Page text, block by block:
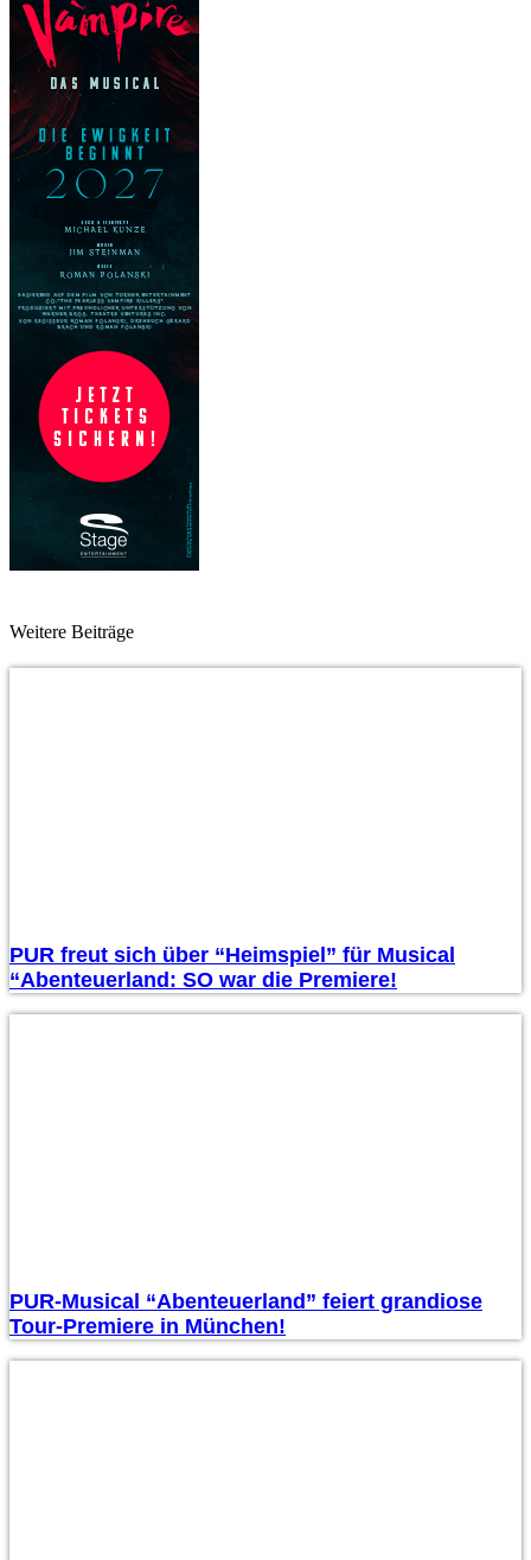
Weitere Beiträge
PUR freut sich über “Heimspiel” für Musical
“Abenteuerland: SO war die Premiere!
PUR-Musical “Abenteuerland” feiert grandiose
Tour-Premiere in München!